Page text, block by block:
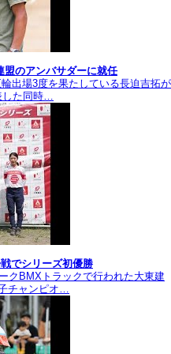
盟のアンバサダーに就任
出場3度を果たしている長迫吉拓が
した同時…
でシリーズ初優勝
クBMXトラックで行われた大東建
チャンピオ…